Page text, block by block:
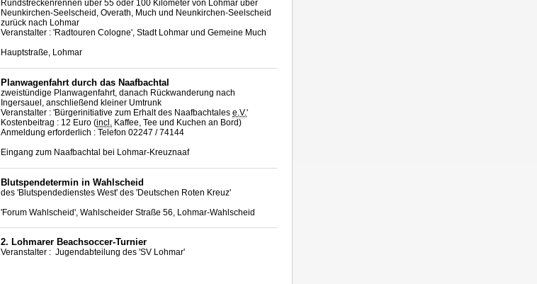
Rundstreckenrennen über 55 oder 100 Kilometer von Lohmar über
Neunkirchen-Seelscheid, Overath, Much und Neunkirchen-Seelscheid
zurück nach Lohmar
Veranstalter : 'Radtouren Cologne', Stadt Lohmar und Gemeine Much
Hauptstraße, Lohmar
Planwagenfahrt durch das Naafbachtal
zweistündige Planwagenfahrt, danach Rückwanderung nach
Ingersauel, anschließend kleiner Umtrunk
Veranstalter : 'Bürgerinitiative zum Erhalt des Naafbachtales e.V.'
Kostenbeitrag : 12 Euro (incl. Kaffee, Tee und Kuchen an Bord)
Anmeldung erforderlich : Telefon 02247 / 74144
Eingang zum Naafbachtal bei Lohmar-Kreuznaaf
Blutspendetermin in Wahlscheid
des 'Blutspendedienstes West' des 'Deutschen Roten Kreuz'
'Forum Wahlscheid', Wahlscheider Straße 56, Lohmar-Wahlscheid
2. Lohmarer Beachsoccer-Turnier
Veranstalter : Jugendabteilung des 'SV Lohmar'